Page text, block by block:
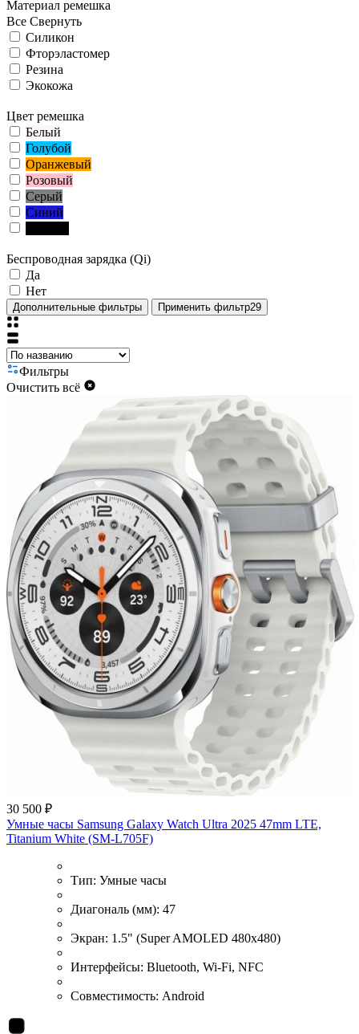
Материал ремешка
Все Свернуть
Силикон
Фторэластомер
Резина
Экокожа
Цвет ремешка
Белый
Голубой
Оранжевый
Розовый
Серый
Синий
Беспроводная зарядка (Qi)
Да
Нет
Дополнительные фильтры Применить фильтр29
Фильтры
Очистить всё
30 500 ₽
Умные часы Samsung Galaxy Watch Ultra 2025 47mm LTE,
Titanium White (SM-L705F)
Тип: Умные часы
Диагональ (мм): 47
Экран: 1.5" (Super AMOLED 480x480)
Интерфейсы: Bluetooth, Wi-Fi, NFC
Совместимость: Android